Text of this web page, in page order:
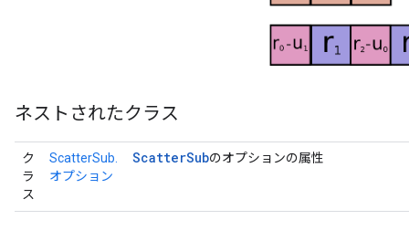
ネストされたクラス
ク
ラ
ス
ScatterSub.
オプション
ScatterSubのオプションの属性